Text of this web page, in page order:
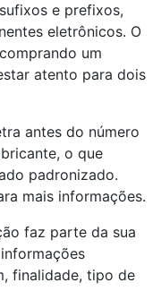
e prefixos,
eletrônicos. O
um
atento para dois
antes do número
o que
padronizado.
mais informações.
faz parte da sua
finalidade, tipo de